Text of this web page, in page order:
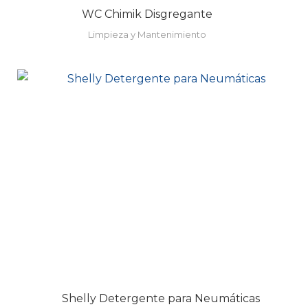
WC Chimik Disgregante
Limpieza y Mantenimiento
Shelly Detergente para Neumáticas